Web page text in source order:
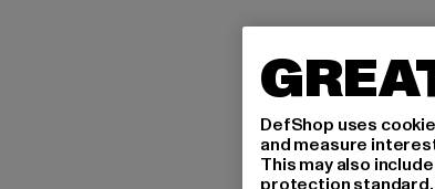
DefShop uses
and measure
This may also
protection standard.